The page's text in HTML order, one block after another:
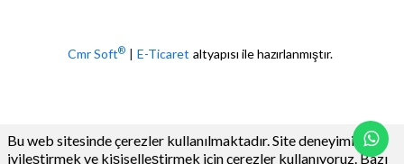
Cmr Soft® | E-Ticaret altyapısı ile hazırlanmıştır.
Bu web sitesinde çerezler kullanılmaktadır. Site deneyiminizi
iyileştirmek ve kişiselleştirmek için çerezler kullanıyoruz. Bazı